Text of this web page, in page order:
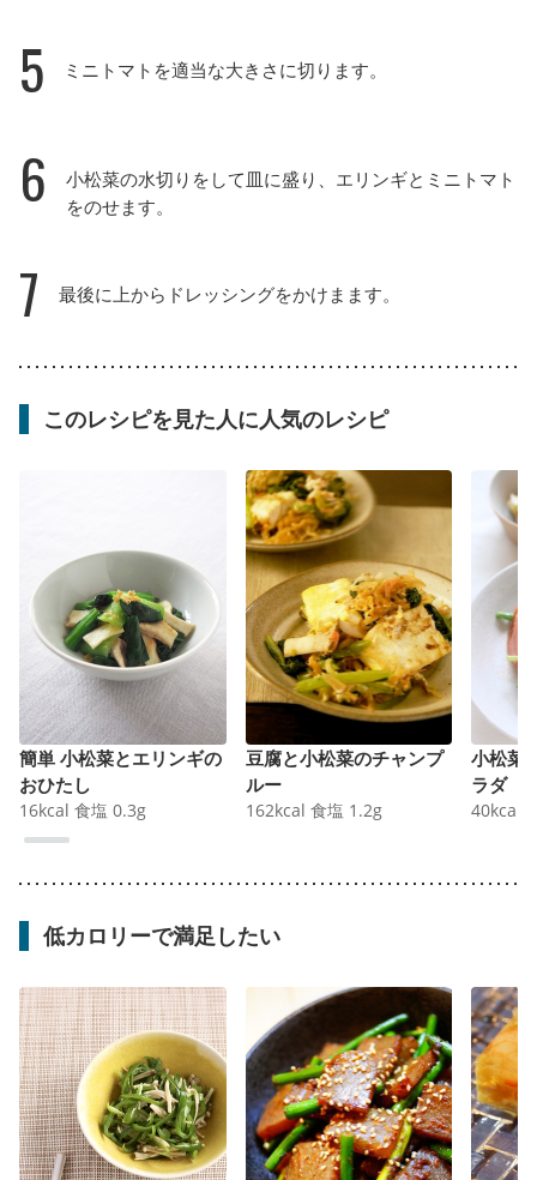
5 ミニトマトを適当な大きさに切ります。
6
小松菜の水切りをして皿に盛り、エリンギとミニトマト
をのせます。
7 最後に上からドレッシングをかけまます。
このレシピを見た人に人気のレシピ
簡単 小松菜とエリンギの
おひたし
16kcal 食塩 0.3g
豆腐と小松菜のチャンプ
ルー
162kcal 食塩 1.2g
小松菜
ラダ
40kcal
低カロリーで満足したい